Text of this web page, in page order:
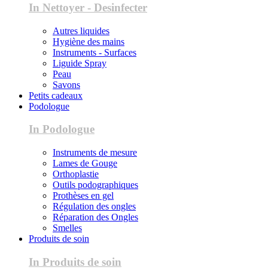
In Nettoyer - Desinfecter
Autres liquides
Hygiène des mains
Instruments - Surfaces
Liguide Spray
Peau
Savons
Petits cadeaux
Podologue
In Podologue
Instruments de mesure
Lames de Gouge
Orthoplastie
Outils podographiques
Prothèses en gel
Régulation des ongles
Réparation des Ongles
Smelles
Produits de soin
In Produits de soin